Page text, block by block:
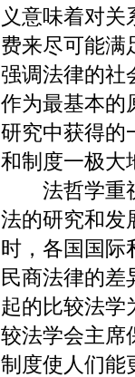
义意味着对
费来尽可能满
强调法律的社
作为最基本的
研究中获得的
和制度一极大
法哲学重视
法的研究和发
时，各国国际
民商法律的差
起的比较法学
较法学会主
制度使人们能